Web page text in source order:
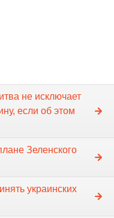
не исключает
если об этом
Зеленского
украинских